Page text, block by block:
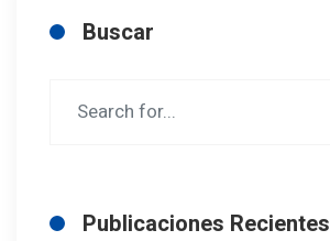
Buscar
Publicaciones Recientes